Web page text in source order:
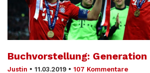
Buchvorstellung:
Justin • 11.03.2019 • 107 Kommentare